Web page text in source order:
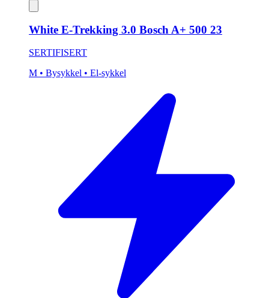
White E-Trekking 3.0 Bosch A+ 500 23
SERTIFISERT
M • Bysykkel • El-sykkel